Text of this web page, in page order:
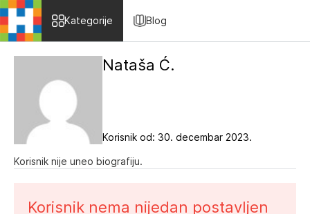
Skip to content
Kategorije Blog
Nataša Ć.
Korisnik od: 30. decembar 2023.
Korisnik nije uneo biografiju.
Korisnik nema nijedan postavljen